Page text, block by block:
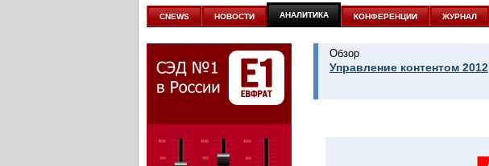
аналитике
CNEWS НОВОСТИ АНАЛИТИКА КОНФЕРЕНЦИИ ЖУРНАЛ
Обзор
Управление контентом 2012